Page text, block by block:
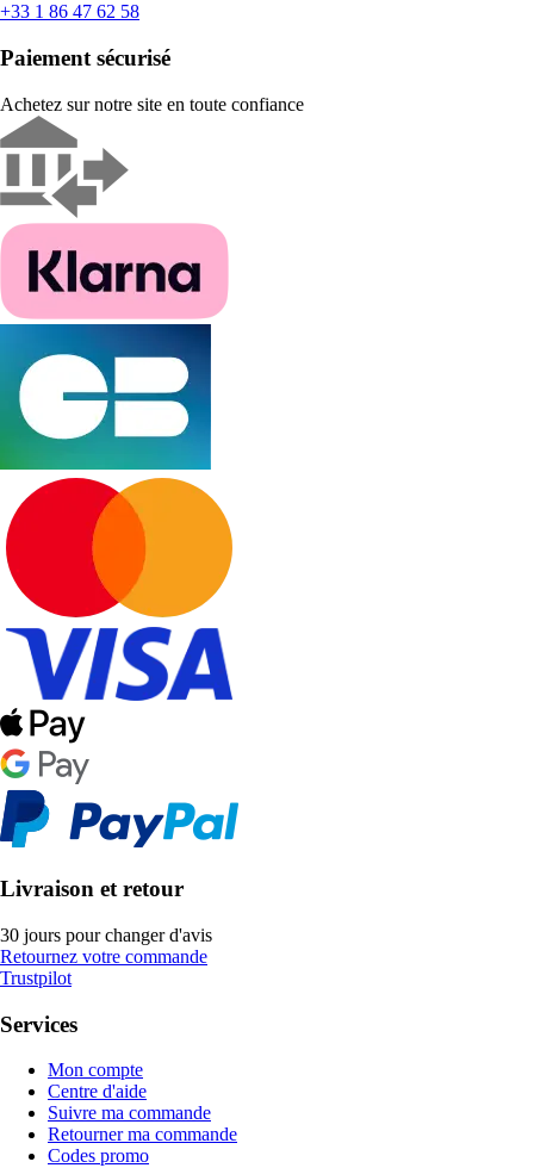
+33 1 86 47 62 58
Paiement sécurisé
Achetez sur notre site en toute confiance
Livraison et retour
30 jours pour changer d'avis
Retournez votre commande
Trustpilot
Services
Mon compte
Centre d'aide
Suivre ma commande
Retourner ma commande
Codes promo